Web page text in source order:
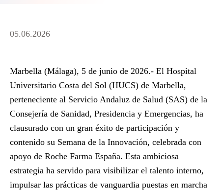
05.06.2026
Marbella (Málaga), 5 de junio de 2026.- El Hospital
Universitario Costa del Sol (HUCS) de Marbella,
perteneciente al Servicio Andaluz de Salud (SAS) de la
Consejería de Sanidad, Presidencia y Emergencias, ha
clausurado con un gran éxito de participación y
contenido su Semana de la Innovación, celebrada con
apoyo de Roche Farma España. Esta ambiciosa
estrategia ha servido para visibilizar el talento interno,
impulsar las prácticas de vanguardia puestas en marcha